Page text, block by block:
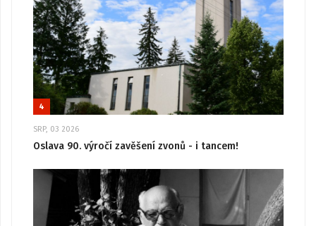
4
SRP, 03 2026
Oslava 90. výročí zavěšení zvonů - i tancem!